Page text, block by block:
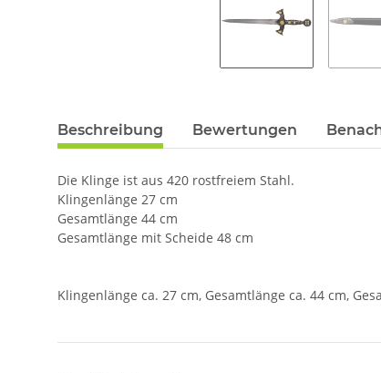
Beschreibung Bewertungen
Die Klinge ist aus 420 rostfreiem Stahl.
Klingenlänge 27 cm
Gesamtlänge 44 cm
Gesamtlänge mit Scheide 48 cm
Klingenlänge ca. 27 cm, Gesamtlänge ca. 44 cm,